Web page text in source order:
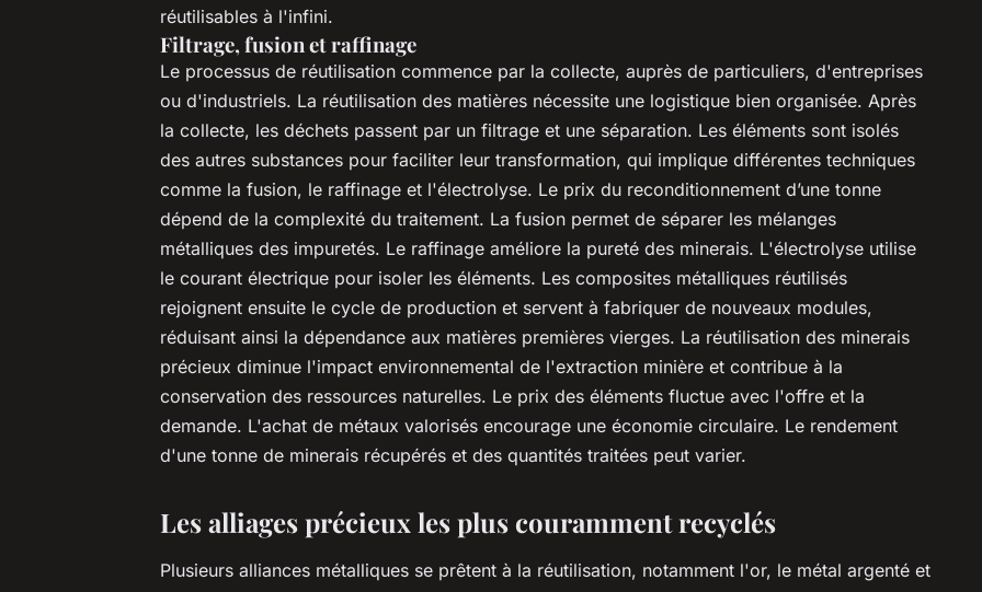
réutilisables à l'infini.
Filtrage, fusion et raffinage
Le processus de réutilisation commence par la collecte, auprès de particuliers, d'entreprises
ou d'industriels. La réutilisation des matières nécessite une logistique bien organisée. Après
la collecte, les déchets passent par un filtrage et une séparation. Les éléments sont isolés
des autres substances pour faciliter leur transformation, qui implique différentes techniques
comme la fusion, le raffinage et l'électrolyse. Le prix du reconditionnement d’une tonne
dépend de la complexité du traitement. La fusion permet de séparer les mélanges
métalliques des impuretés. Le raffinage améliore la pureté des minerais. L'électrolyse utilise
le courant électrique pour isoler les éléments. Les composites métalliques réutilisés
rejoignent ensuite le cycle de production et servent à fabriquer de nouveaux modules,
réduisant ainsi la dépendance aux matières premières vierges. La réutilisation des minerais
précieux diminue l'impact environnemental de l'extraction minière et contribue à la
conservation des ressources naturelles. Le prix des éléments fluctue avec l'offre et la
demande. L'achat de métaux valorisés encourage une économie circulaire. Le rendement
d'une tonne de minerais récupérés et des quantités traitées peut varier.
Les alliages précieux les plus couramment recyclés
Plusieurs alliances métalliques se prêtent à la réutilisation, notamment l'or, le métal argenté et